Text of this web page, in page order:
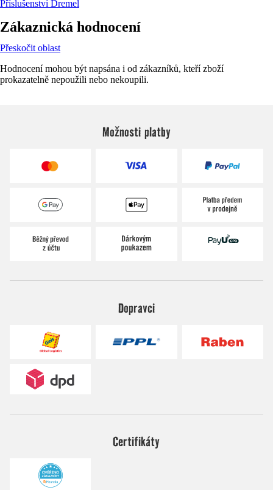
Příslušenství Dremel
Zákaznická hodnocení
Přeskočit oblast
Hodnocení mohou být napsána i od zákazníků, kteří zboží
prokazatelně nepoužili nebo nekoupili.
Možnosti platby
Dopravci
Certifikáty